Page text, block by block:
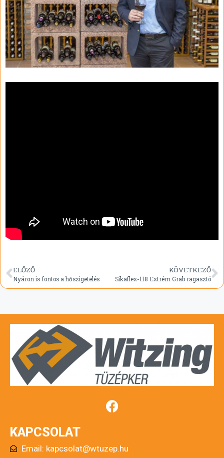
ELŐZŐ
Nyáron is fontos a hőszigetelés
KÖVETKEZŐ
Sikaflex-118 Extrém Grab ragasztó
KAPCSOLAT
Email: kapcsolat@wtuzep.hu